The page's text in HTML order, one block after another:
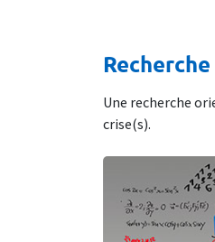
Recherche
Une recherche
crise(s).